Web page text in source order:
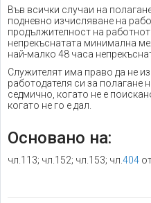
Във всички случаи на
подневно изчисляване на
продължителност на
непрекъснатата минимална
най-малко 48 часа
Служителят има право да не
работодателя си за полагане
седмично, когато не е
когато не го е дал.
Основано на:
чл.113; чл.152; чл.153; чл.404